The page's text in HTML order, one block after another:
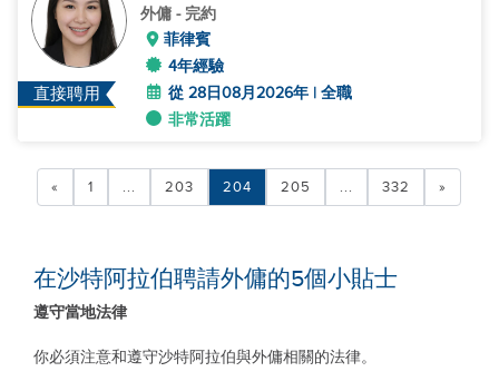
直接聘用
外傭 - 完約
菲律賓
4年經驗
從 28日08月2026年 | 全職
非常活躍
« 1 ... 203 204 205 ... 332 »
在沙特阿拉伯聘請外傭的5個小貼士
遵守當地法律
你必須注意和遵守沙特阿拉伯與外傭相關的法律。